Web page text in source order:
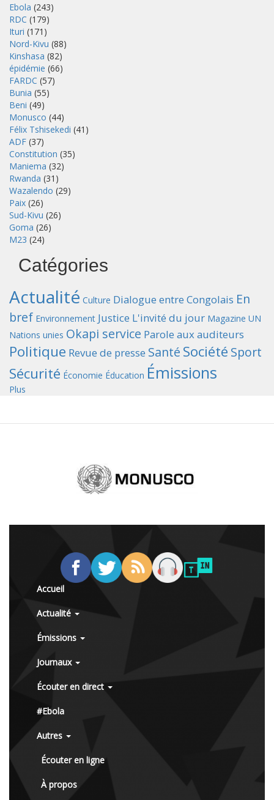
Ebola (243)
RDC (179)
Ituri (171)
Nord-Kivu (88)
Kinshasa (82)
épidémie (66)
FARDC (57)
Bunia (55)
Beni (49)
Monusco (44)
Félix Tshisekedi (41)
ADF (37)
Constitution (35)
Maniema (32)
Rwanda (31)
Wazalendo (29)
Paix (26)
Sud-Kivu (26)
Goma (26)
M23 (24)
Catégories
Actualité Culture Dialogue entre Congolais En
bref Environnement Justice L'invité du jour Magazine UN
Nations unies Okapi service Parole aux auditeurs
Politique Revue de presse Santé Société Sport
Sécurité Économie Éducation Émissions
Plus
Accueil
Actualité
Émissions
Journaux
Écouter en direct
#Ebola
Autres
Écouter en ligne
À propos